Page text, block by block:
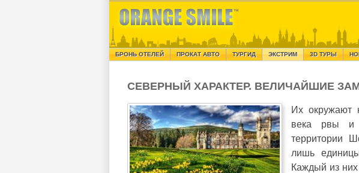
БРОНЬ ОТЕЛЕЙ ПРОКАТ АВТО ТУРГИД ЭКСТРИМ 3D ТУРЫ
СЕВЕРНЫЙ ХАРАКТЕР. ВЕЛИЧАЙШИЕ
Их окружают
века рвы и
территории
лишь
Каждый из